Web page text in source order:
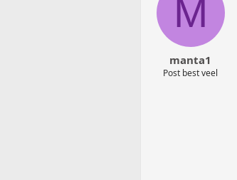
t
u
m
M
manta1
Post best veel